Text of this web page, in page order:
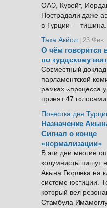
ОАЭ, Кувейт,
Пострадали даже
в Турции —
Таха Акйол | 23 Фев.
О чём говорится
по курдскому
Совместный доклад
парламентской
рамках «процесса
принят 47
Повестка дня
Назначение
Сигнал о конце
«нормализации»
В эти дни многие
колумнисты пишут
Акына Гюрлека на
системе юстиции.
который вел
Стамбула